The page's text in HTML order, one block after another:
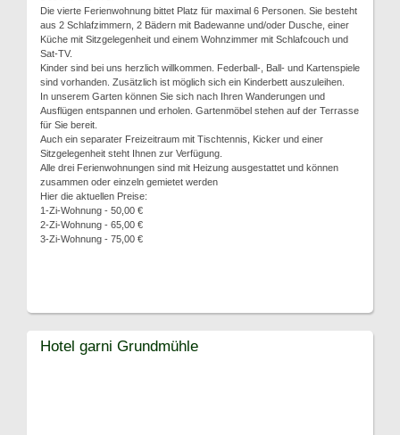
Die vierte Ferienwohnung bittet Platz für maximal 6 Personen. Sie besteht
aus 2 Schlafzimmern, 2 Bädern mit Badewanne und/oder Dusche, einer
Küche mit Sitzgelegenheit und einem Wohnzimmer mit Schlafcouch und
Sat-TV.
Kinder sind bei uns herzlich willkommen. Federball-, Ball- und Kartenspiele
sind vorhanden. Zusätzlich ist möglich sich ein Kinderbett auszuleihen.
In unserem Garten können Sie sich nach Ihren Wanderungen und
Ausflügen entspannen und erholen. Gartenmöbel stehen auf der Terrasse
für Sie bereit.
Auch ein separater Freizeitraum mit Tischtennis, Kicker und einer
Sitzgelegenheit steht Ihnen zur Verfügung.
Alle drei Ferienwohnungen sind mit Heizung ausgestattet und können
zusammen oder einzeln gemietet werden
Hier die aktuellen Preise:
1-Zi-Wohnung - 50,00 €
2-Zi-Wohnung - 65,00 €
3-Zi-Wohnung - 75,00 €
Hotel garni Grundmühle